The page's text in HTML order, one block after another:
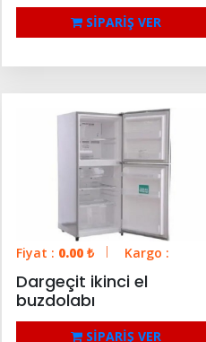
SİPARİŞ VER
Fiyat : 0.00 ₺ Kargo :
Dargeçit ikinci el
buzdolabı
SİPARİŞ VER